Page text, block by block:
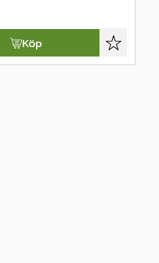
Lägg till
Köp